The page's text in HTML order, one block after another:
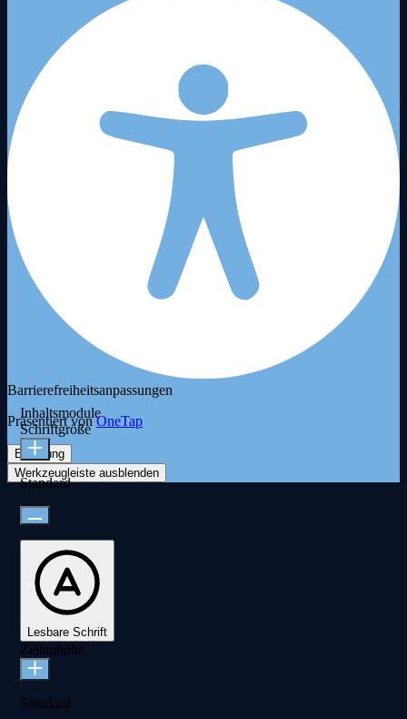
Barrierefreiheitsanpassungen
Präsentiert vonOneTap
Erklärung
Werkzeugleiste ausblenden
Inhaltsmodule
Schriftgröße
Standard
Lesbare Schrift
Zeilenhöhe
Standard